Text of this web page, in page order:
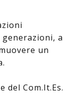
a
un
del Com.It.Es.